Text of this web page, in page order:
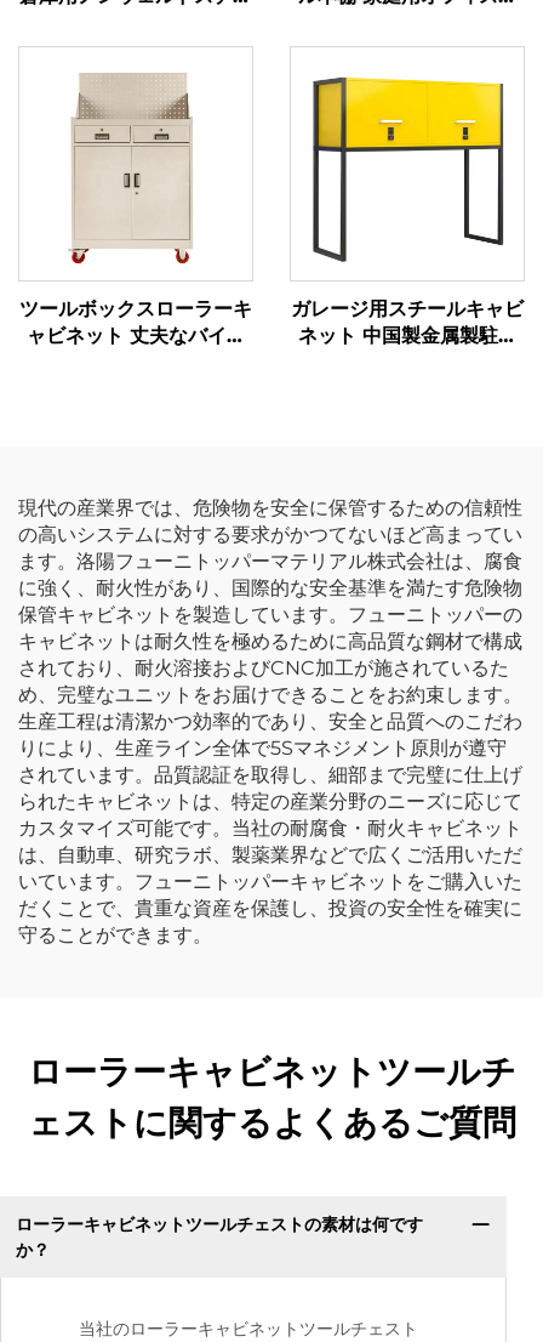
ンダ雑貨収納ラック
ール収納棚ラック
ツールボックスローラーキ
ャビネット 丈夫なバイク
ガレージ用スチールキャビ
ネット 中国製金属製駐車
現代の産業界では、危険物を安全に保管するための信頼性
の高いシステムに対する要求がかつてないほど高まってい
ます。洛陽フューニトッパーマテリアル株式会社は、腐食
に強く、耐火性があり、国際的な安全基準を満たす危険物
保管キャビネットを製造しています。フューニトッパーの
キャビネットは耐久性を極めるために高品質な鋼材で構成
されており、耐火溶接およびCNC加工が施されているた
め、完璧なユニットをお届けできることをお約束します。
生産工程は清潔かつ効率的であり、安全と品質へのこだわ
りにより、生産ライン全体で5Sマネジメント原則が遵守
されています。品質認証を取得し、細部まで完璧に仕上げ
られたキャビネットは、特定の産業分野のニーズに応じて
カスタマイズ可能です。当社の耐腐食・耐火キャビネット
は、自動車、研究ラボ、製薬業界などで広くご活用いただ
いています。フューニトッパーキャビネットをご購入いた
だくことで、貴重な資産を保護し、投資の安全性を確実に
守ることができます。
ローラーキャビネットツールチ
ェストに関するよくあるご質問
ローラーキャビネットツールチェストの素材は何です
か？
当社のローラーキャビネットツールチェスト